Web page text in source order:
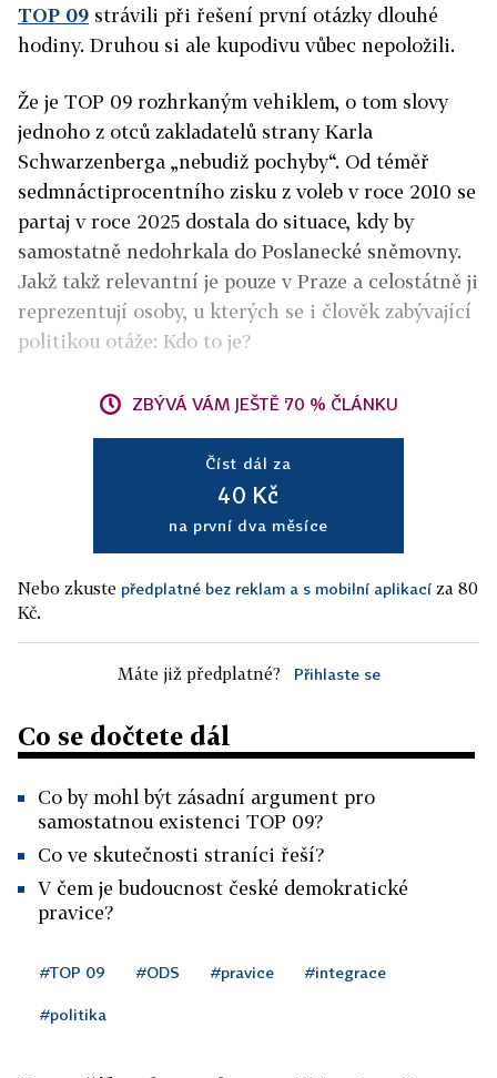
TOP 09 strávili při řešení první otázky dlouhé
hodiny. Druhou si ale kupodivu vůbec nepoložili.
Že je TOP 09 rozhrkaným vehiklem, o tom slovy
jednoho z otců zakladatelů strany Karla
Schwarzenberga „nebudiž pochyby“. Od téměř
sedmnáctiprocentního zisku z voleb v roce 2010 se
partaj v roce 2025 dostala do situace, kdy by
samostatně nedohrkala do Poslanecké sněmovny.
Jakž takž relevantní je pouze v Praze a celostátně ji
reprezentují osoby, u kterých se i člověk zabývající
politikou otáže: Kdo to je?
ZBÝVÁ VÁM JEŠTĚ 70 % ČLÁNKU
Číst dál za
40 Kč
na první dva měsíce
Nebo zkuste předplatné bez reklam a s mobilní aplikací za 80
Kč.
Máte již předplatné? Přihlaste se
Co se dočtete dál
Co by mohl být zásadní argument pro
samostatnou existenci TOP 09?
Co ve skutečnosti straníci řeší?
V čem je budoucnost české demokratické
pravice?
#TOP 09 #ODS #pravice #integrace
#politika